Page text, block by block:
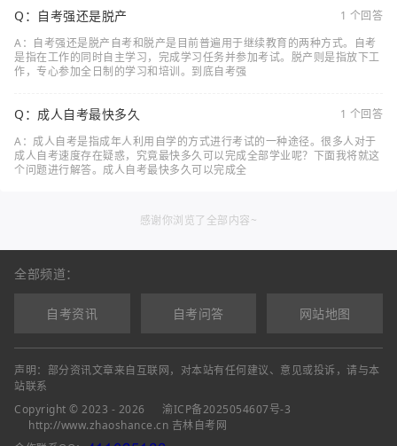
Q：自考强还是脱产
1 个回答
A：自考强还是脱产自考和脱产是目前普遍用于继续教育的两种方式。自考
是指在工作的同时自主学习，完成学习任务并参加考试。脱产则是指放下工
作，专心参加全日制的学习和培训。到底自考强
Q：成人自考最快多久
1 个回答
A：成人自考是指成年人利用自学的方式进行考试的一种途径。很多人对于
成人自考速度存在疑惑，究竟最快多久可以完成全部学业呢？下面我将就这
个问题进行解答。成人自考最快多久可以完成全
感谢你浏览了全部内容~
全部频道：
自考资讯 自考问答 网站地图
声明：部分资讯文章来自互联网，对本站有任何建议、意见或投诉，请与本
站联系
Copyright © 2023 - 2026
渝ICP备2025054607号-3
http://www.zhaoshance.cn 吉林自考网